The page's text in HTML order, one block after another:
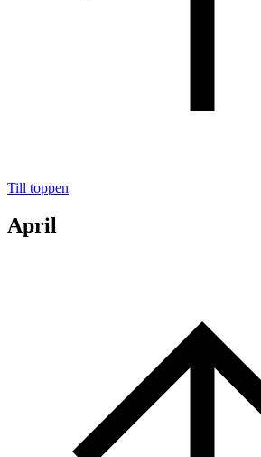
Till toppen
April